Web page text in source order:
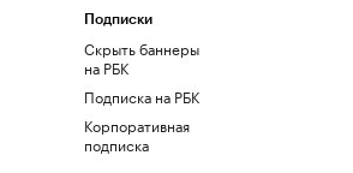
Подписки
Скрыть баннеры
на РБК
Подписка на РБК
Корпоративная
подписка